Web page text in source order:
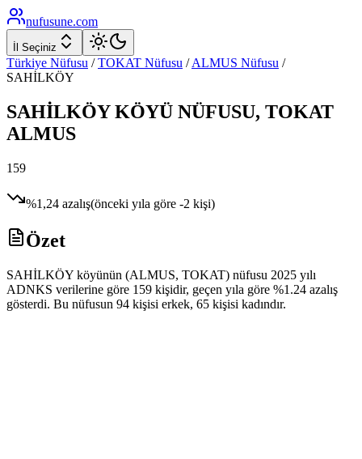
nufusune.com
İl Seçiniz
Türkiye Nüfusu / TOKAT Nüfusu / ALMUS Nüfusu /
SAHİLKÖY
SAHİLKÖYKÖYÜ NÜFUSU, TOKAT
ALMUS
159
%1,24 azalış(önceki yıla göre -2 kişi)
Özet
SAHİLKÖY köyünün (ALMUS, TOKAT) nüfusu 2025 yılı
ADNKS verilerine göre 159 kişidir, geçen yıla göre %1.24 azalış
gösterdi. Bu nüfusun 94 kişisi erkek, 65 kişisi kadındır.